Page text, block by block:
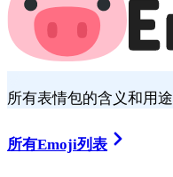
所有表情包的含义和用途
所有Emoji列表